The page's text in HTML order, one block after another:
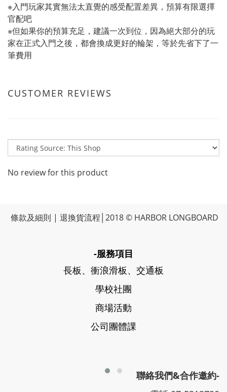
※入門玩家其實無法太直覺的感受配置差異，預算有限選擇
官配吧
※但如果你的預算充足，建議一次到位，因為絕大部分的玩
家在正式入門之後，都會換成更好的輪架，等於先省下了一
筆費用
CUSTOMER REVIEWS
No review for this product
條款及細則 | 退換貨流程 │2018 © HARBOR LONGBOARD
-服務項目
長板、衝浪滑板、交通板
學校社團
商場活動
公司團體課
聯絡我們&合作邀約-